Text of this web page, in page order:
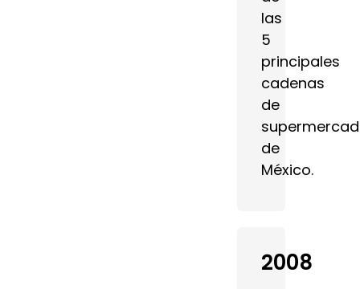
las
5
principales
cadenas
de
de
México.
2008